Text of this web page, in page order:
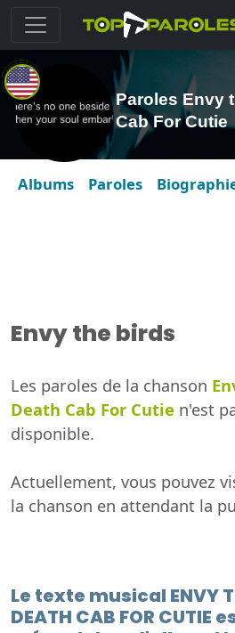
Paroles Envy
Cab For Cutie
Albums Paroles
Envy the birds
Les paroles de la chanson
Death Cab For Cutie n'est
disponible.
Actuellement, vous pouvez
la chanson en attendant la
Le texte musical ENVY
DEATH CAB FOR